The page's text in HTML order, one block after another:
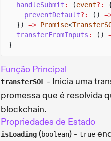
handleSubmit : (event?:
preventDefault?: ()
})
=> Promise<
transferFromInputs : ()
}
Função Principal
transferSOL - Inicia uma
promessa que é resolvida
blockchain.
Propriedades de Estado
isLoading (boolean) - true